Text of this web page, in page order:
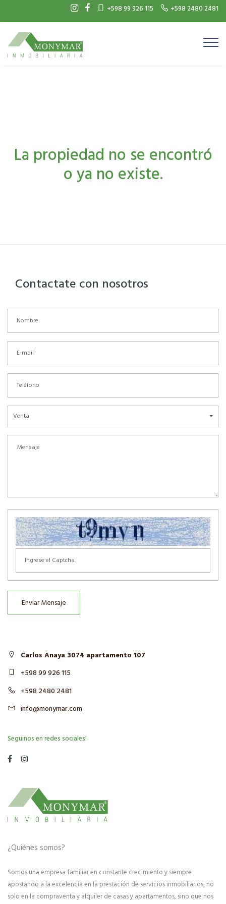
+598 99 926 115 +598 2480 2481
La propiedad no se encontró
o ya no existe.
Contactate con nosotros
Venta
Enviar Mensaje
Carlos Anaya 3074 apartamento 107
+598 99 926 115
+598 2480 2481
info@monymar.com
Seguinos en redes sociales!
¿Quiénes somos?
Somos una empresa familiar en constante crecimiento y siempre
apostando a la excelencia en la prestación de servicios inmobiliarios, no
solo en la compraventa y alquiler de casas y apartamentos, sino que nos